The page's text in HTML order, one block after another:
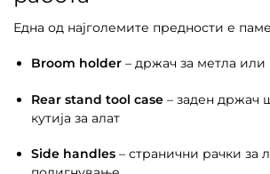
Една од најголемите предности е
Broom holder – држач за метла или
Rear stand tool case – заден држач
кутија за алат
Side handles – странични рачки за